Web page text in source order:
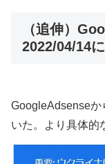
（追伸）
2022/04/14
GoogleAdsenseか
いた。より具体的